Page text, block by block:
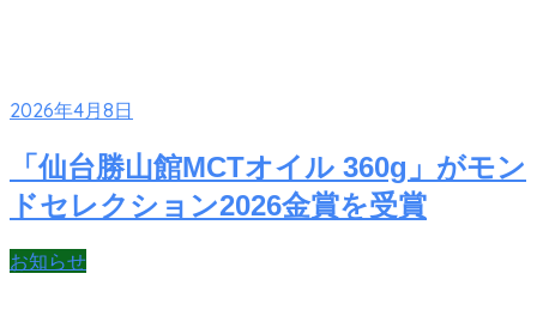
2026年4月8日
「仙台勝山館MCTオイル 360g」がモン
ドセレクション2026金賞を受賞
お知らせ